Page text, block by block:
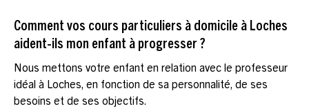
Comment vos cours particuliers à domicile à Loches
aident-ils mon enfant à progresser ?
Nous mettons votre enfant en relation avec le professeur
idéal à Loches, en fonction de sa personnalité, de ses
besoins et de ses objectifs.